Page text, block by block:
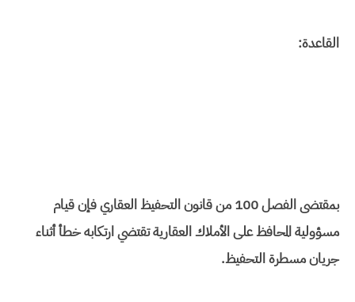
القاعدة:
بمقتضى الفصل 100 من قانون التحفيظ العقاري فإن قيام
مسؤولية المحافظ على الأملاك العقارية تقتضي ارتكابه خطأ أثناء
جريان مسطرة التحفيظ.